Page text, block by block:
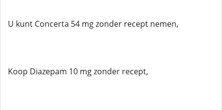
U kunt Concerta 54 mg zonder recept nemen,
Koop Diazepam 10 mg zonder recept,